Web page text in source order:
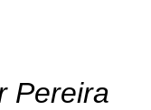
Pereira